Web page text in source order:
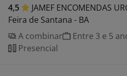
4,5 JAMEF ENCOMENDAS
Feira de Santana - BA
A combinar
Entre 3 e 5
Presencial